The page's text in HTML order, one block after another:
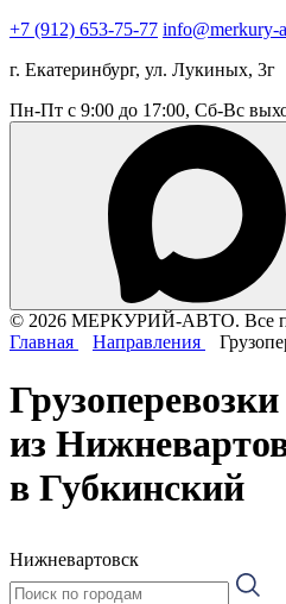
+7 (912) 653-75-77 info@merkury-
г. Екатеринбург, ул. Лукиных, 3г
Пн-Пт с 9:00 до 17:00, Сб-Вс
© 2026 МЕРКУРИЙ-АВТО. Все
Главная
Направления
Грузоперевозки
из
в Губкинский
Нижневартовск